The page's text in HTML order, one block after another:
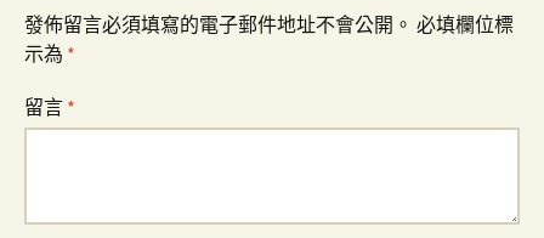
發佈留言必須填寫的電子郵件地址不會公開。 必填欄位標
示為 *
留言 *